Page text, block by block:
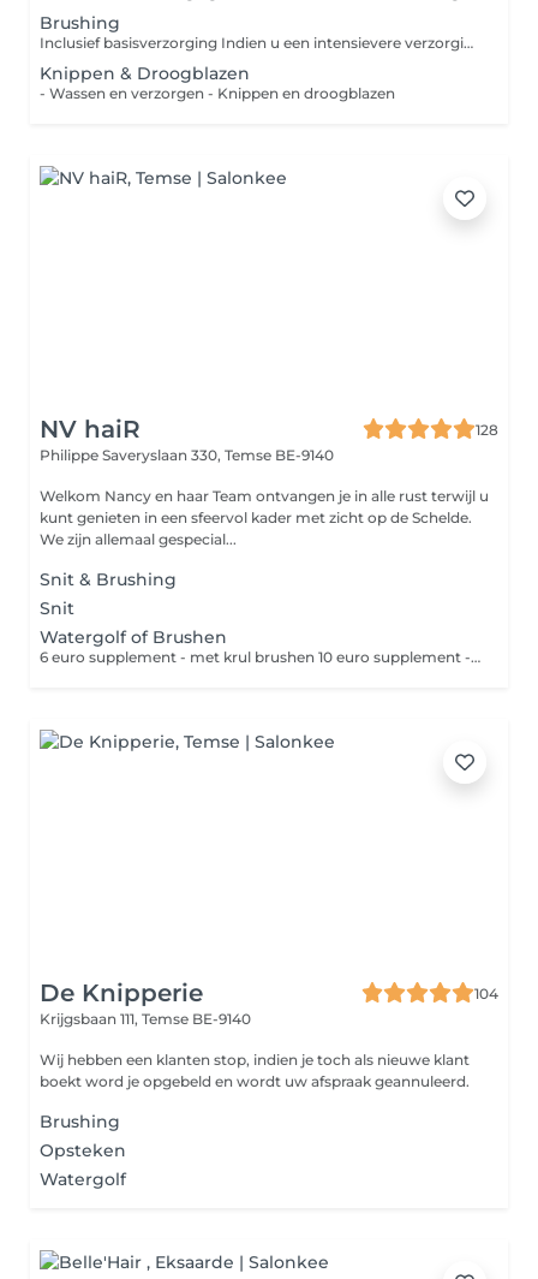
Brushing
Inclusief basisverzorging Indien u een intensievere verzorging nodig hebt, kunt u een Keune Masker bijvragen (8euro)
Knippen & Droogblazen
- Wassen en verzorgen - Knippen en droogblazen
NV haiR
128
Philippe Saveryslaan 330, Temse BE-9140
Welkom Nancy en haar Team ontvangen je in alle rust terwijl u
kunt genieten in een sfeervol kader met zicht op de Schelde.
We zijn allemaal gespecial...
Snit & Brushing
Snit
Watergolf of Brushen
6 euro supplement - met krul brushen 10 euro supplement - afwerken stijltang
De Knipperie
104
Krijgsbaan 111, Temse BE-9140
Wij hebben een klanten stop, indien je toch als nieuwe klant
boekt word je opgebeld en wordt uw afspraak geannuleerd.
Brushing
Opsteken
Watergolf